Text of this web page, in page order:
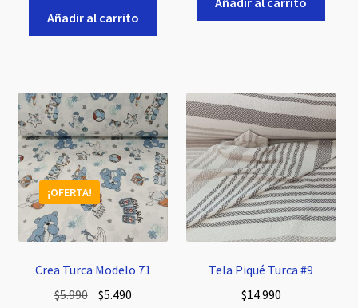
Añadir al carrito
era:
es:
Crea Turca Modelo 71
¡OFERTA!
$5.990 El$5.490El
Tela Piqué Turca #9
$14.990